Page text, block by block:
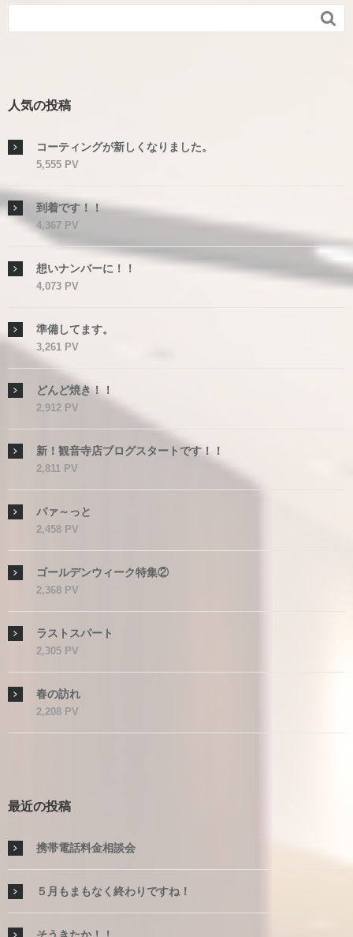

人気の投稿
コーティングが新しくなりました。
5,555 PV
到着です！！
4,367 PV
想いナンバーに！！
4,073 PV
準備してます。
3,261 PV
どんど焼き！！
2,912 PV
新！観音寺店ブログスタートです！！
2,811 PV
パァ～っと
2,458 PV
ゴールデンウィーク特集②
2,368 PV
ラストスパート
2,305 PV
春の訪れ
2,208 PV
最近の投稿
携帯電話料金相談会
５月もまもなく終わりですね！